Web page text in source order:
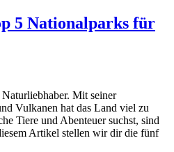
5 Nationalparks für
Mit seiner
Vulkanen hat das Land viel zu
Tiere und Abenteuer suchst, sind
Artikel stellen wir dir die fünf